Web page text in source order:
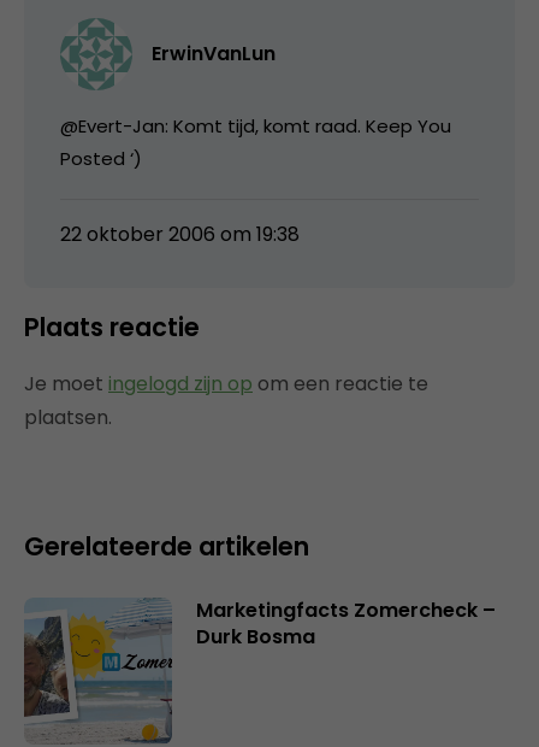
ErwinVanLun
@Evert-Jan: Komt tijd, komt raad. Keep You
Posted ‘)
22 oktober 2006 om 19:38
Plaats reactie
Je moet ingelogd zijn op om een reactie te
plaatsen.
Gerelateerde artikelen
Marketingfacts Zomercheck –
Durk Bosma